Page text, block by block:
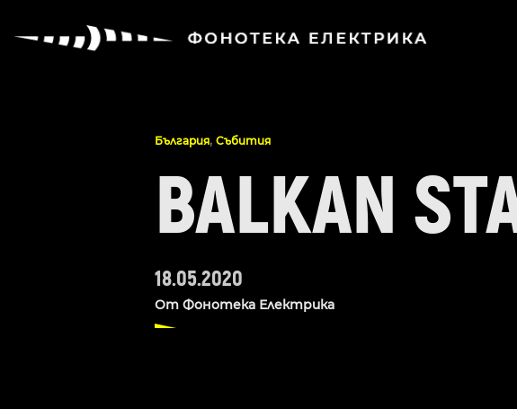
България, Събития
BALKAN
18.05.2020
От Фонотека Електрика